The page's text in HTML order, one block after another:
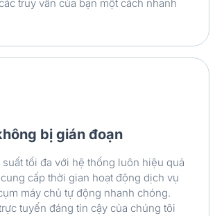
truy vấn của bạn một cách nhanh
bị gián đoạn
suất tối đa với hệ thống luôn hiệu quả
cấp thời gian hoạt động dịch vụ
máy chủ tự động nhanh chóng.
tuyến đáng tin cậy của chúng tôi